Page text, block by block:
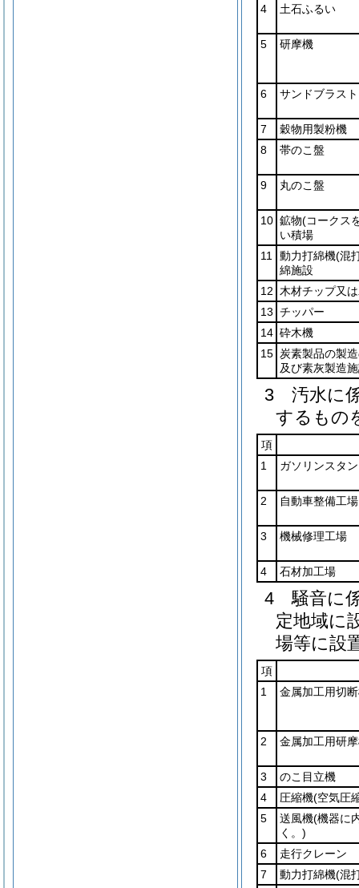
4 土石ふるい
5 研摩機
6 サンドブラスト
7
穀物用製粉機
8
帯のこ盤
9 丸のこ盤
10 鉱物(コークス
い積場
11
動力打綿機(混
綿施設
12
木材チップ又
13 チッパー
14 砕木機
15 炭素製品の製
及び素灰製造
3 汚水に
するもの
項
1
ガソリンスタ
2 自動車整備工場
3 機械修理工場
4 石材加工場
4 騒音に係
定地域に
場等に設
項
1
金属加工用切
2 金属加工用研
3
のこ目立機
4
圧縮機(空気圧
5
送風機(機器に
く。)
6
走行クレーン
7
動力打綿機(混